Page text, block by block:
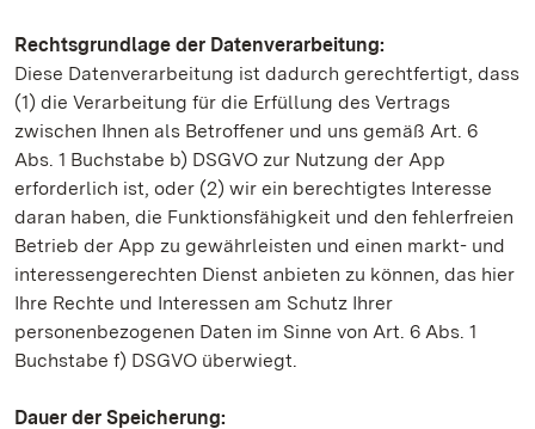
Rechtsgrundlage der Datenverarbeitung:
Diese Datenverarbeitung ist dadurch gerechtfertigt, dass
(1) die Verarbeitung für die Erfüllung des Vertrags
zwischen Ihnen als Betroffener und uns gemäß Art. 6
Abs. 1 Buchstabe b) DSGVO zur Nutzung der App
erforderlich ist, oder (2) wir ein berechtigtes Interesse
daran haben, die Funktionsfähigkeit und den fehlerfreien
Betrieb der App zu gewährleisten und einen markt- und
interessengerechten Dienst anbieten zu können, das hier
Ihre Rechte und Interessen am Schutz Ihrer
personenbezogenen Daten im Sinne von Art. 6 Abs. 1
Buchstabe f) DSGVO überwiegt.
Dauer der Speicherung: